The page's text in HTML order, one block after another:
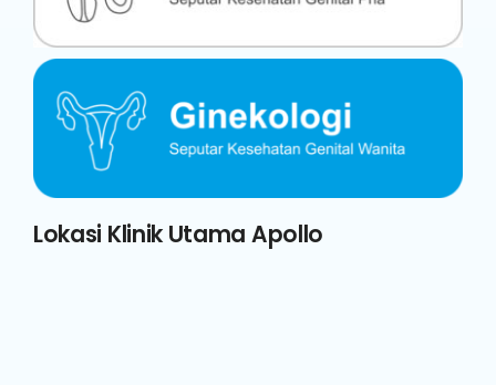
Lokasi Klinik Utama Apollo